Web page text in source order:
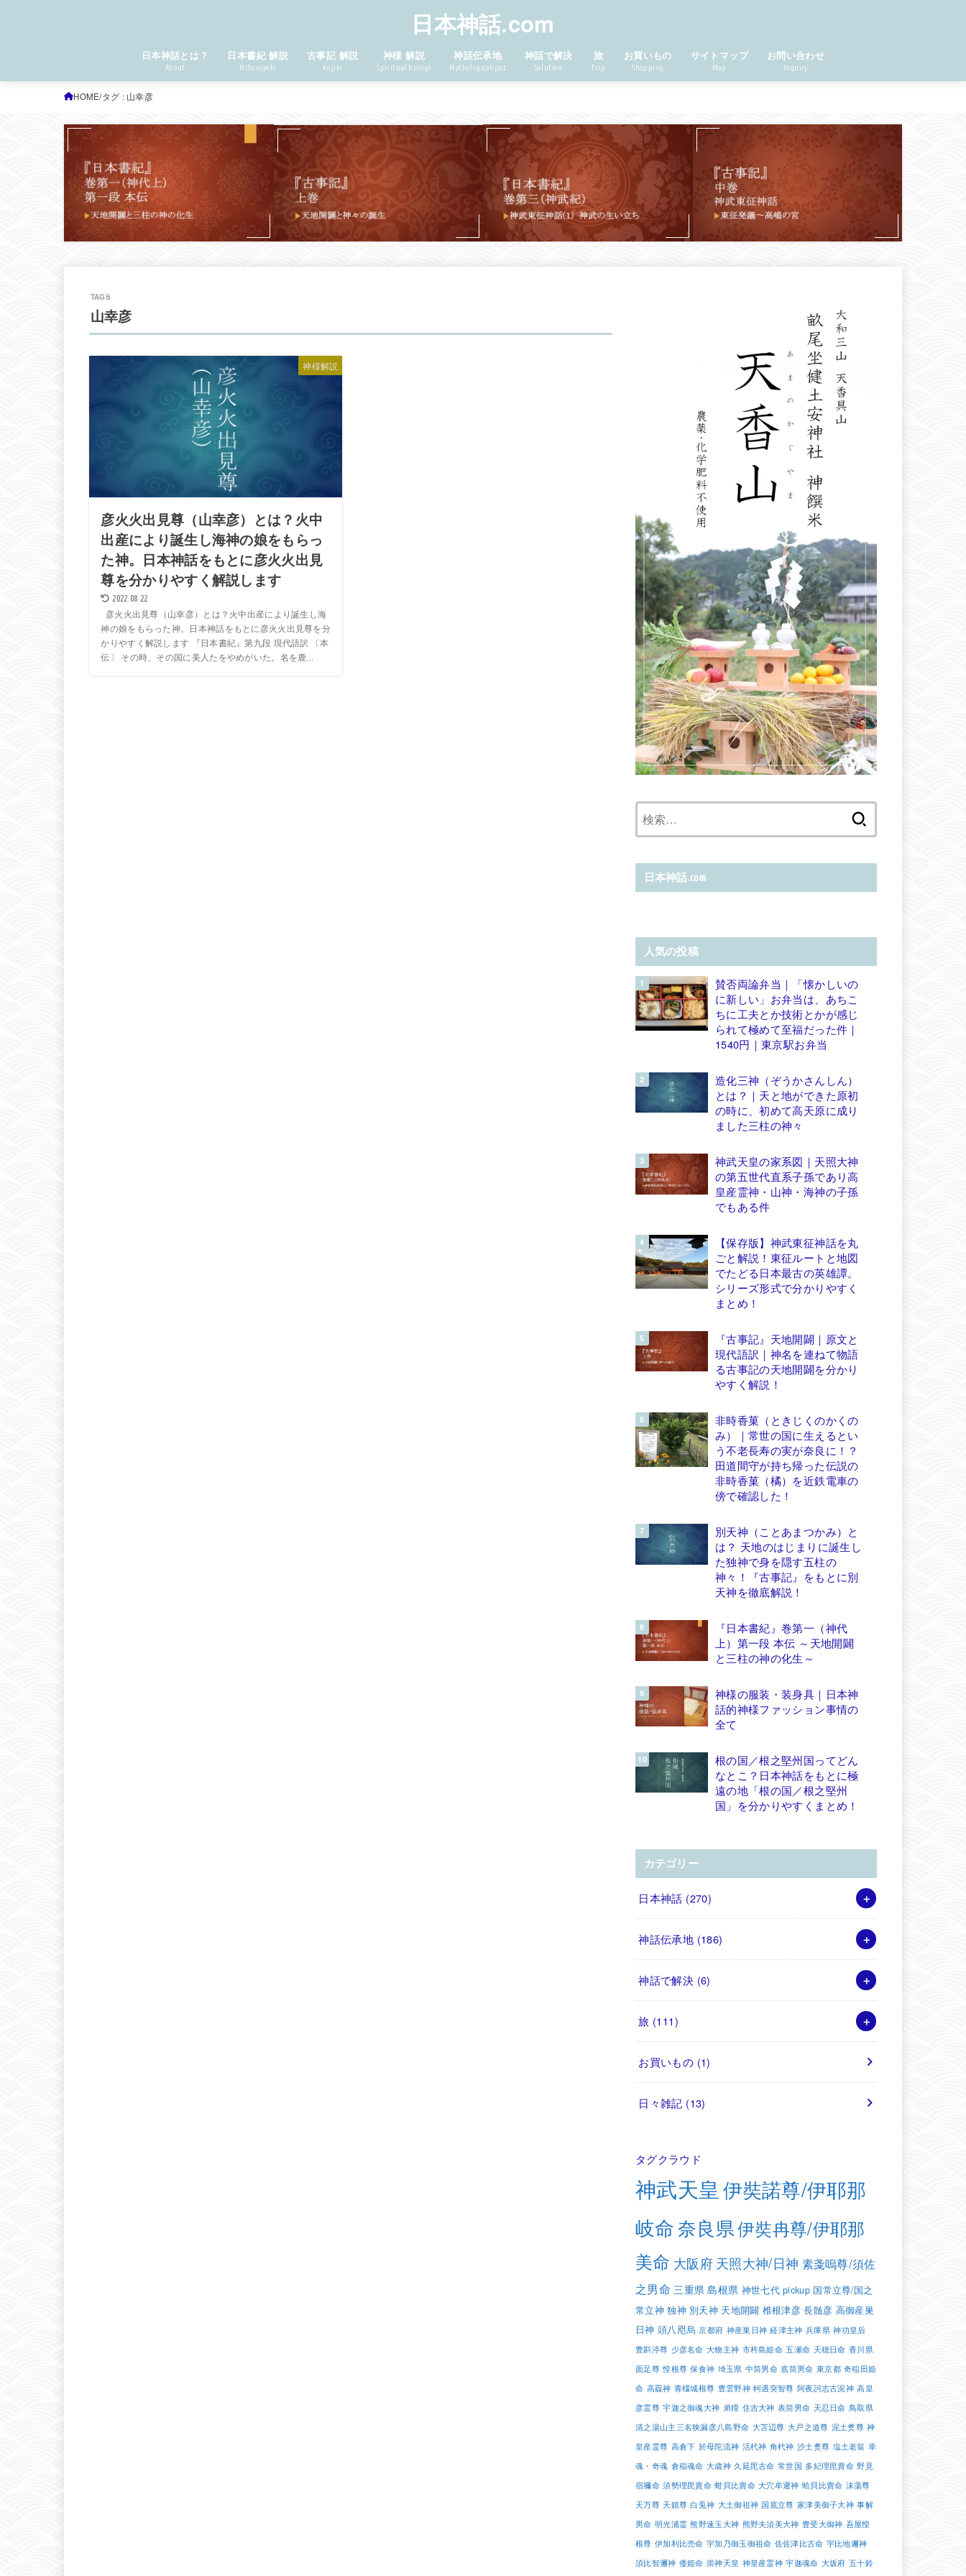
日本神話.com
日本神話とは？
About
日本書紀 解説
Nihonsyoki
古事記 解説
Kojiki
神様 解説
Spiritual beings
神話伝承地
Mythologicalspot
神話で解決
Solution
旅
Trip
お買いもの
Shopping
サイトマップ
Map
お問い合わせ
Inquiry
HOME タグ : 山幸彦
山幸彦
神様解説
彦火火出見尊（山幸彦）とは？火中
出産により誕生し海神の娘をもらっ
た神。日本神話をもとに彦火火出見
尊を分かりやすく解説します
2022.08.22
彦火火出見尊（山幸彦）とは？火中出産により誕生し海
神の娘をもらった神。日本神話をもとに彦火火出見尊を分
かりやすく解説します 『日本書紀』第九段 現代語訳 〔本
伝〕 その時、その国に美人たをやめがいた。名を鹿...
日本神話.com
人気の投稿
賛否両論弁当｜「懐かしいの
に新しい」お弁当は、あちこ
ちに工夫とか技術とかが感じ
られて極めて至福だった件｜
1540円｜東京駅お弁当
造化三神（ぞうかさんしん）
とは？｜天と地ができた原初
の時に、初めて高天原に成り
ました三柱の神々
神武天皇の家系図｜天照大神
の第五世代直系子孫であり高
皇産霊神・山神・海神の子孫
でもある件
【保存版】神武東征神話を丸
ごと解説！東征ルートと地図
でたどる日本最古の英雄譚。
シリーズ形式で分かりやすく
まとめ！
『古事記』天地開闢｜原文と
現代語訳｜神名を連ねて物語
る古事記の天地開闢を分かり
やすく解説！
非時香菓（ときじくのかくの
み）｜常世の国に生えるとい
う不老長寿の実が奈良に！？
田道間守が持ち帰った伝説の
非時香菓（橘）を近鉄電車の
傍で確認した！
別天神（ことあまつかみ）と
は？ 天地のはじまりに誕生し
た独神で身を隠す五柱の
神々！『古事記』をもとに別
天神を徹底解説！
『日本書紀』巻第一（神代
上）第一段 本伝 ～天地開闢
と三柱の神の化生～
神様の服装・装身具｜日本神
話的神様ファッション事情の
全て
根の国／根之堅州国ってどん
なとこ？日本神話をもとに極
遠の地「根の国／根之堅州
国」を分かりやすくまとめ！
カテゴリー
日本神話 (270)
神話伝承地 (186)
神話で解決 (6)
旅 (111)
お買いもの (1)
日々雑記 (13)
タグクラウド
神武天皇 伊奘諾尊/伊耶那
岐命奈良県伊奘冉尊/伊耶那
美命 大阪府天照大神/日神 素戔嗚尊/須佐
之男命 三重県 島根県 神世七代 pickup 国常立尊/国之
常立神 独神 別天神 天地開闢 椎根津彦 長髄彦 高御産巣
日神 頭八咫烏 京都府 神産巣日神 経津主神 兵庫県 神功皇后
豊斟渟尊 少彦名命 大物主神 市杵島姫命 五瀬命 天穂日命 香川県
面足尊 惶根尊 保食神 埼玉県 中筒男命 底筒男命 東京都 奇稲田姫
命 高龗神 青橿城根尊 豊雲野神 軻遇突智尊 阿夜訶志古泥神 高皇
彦霊尊 宇迦之御魂大神 弟猾 住吉大神 表筒男命 天忍日命 鳥取県
清之湯山主三名狭漏彦八島野命 大苫辺尊 大戸之道尊 泥土煑尊 神
皇産霊尊 高倉下 於母陀流神 活杙神 角杙神 沙土煑尊 塩土老翁 幸
魂・奇魂 倉稲魂命 大歳神 久延毘古命 常世国 多紀理毘賣命 野見
宿禰命 須勢理毘賣命 蚶貝比賣命 大穴牟遲神 蛤貝比賣命 沫蕩尊
天万尊 天鏡尊 白兎神 大土御祖神 国底立尊 家津美御子大神 事解
男命 明光浦霊 熊野速玉大神 熊野夫須美大神 豊受大御神 吾屋惶
根尊 伊加利比売命 宇加乃御玉御祖命 佐佐津比古命 宇比地邇神
須比智邇神 倭姫命 崇神天皇 神皇産霊神 宇迦魂命 大坂府 五十鈴